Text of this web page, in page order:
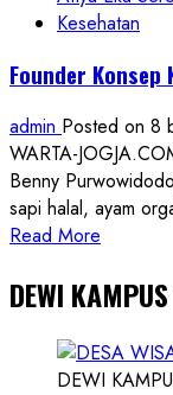
Kesehatan
Founder
admin Posted on 8
WARTA-
Benny
sapi halal, ayam
Read More
about
Founder
Konsep
Karnus
DEWI
DEWI